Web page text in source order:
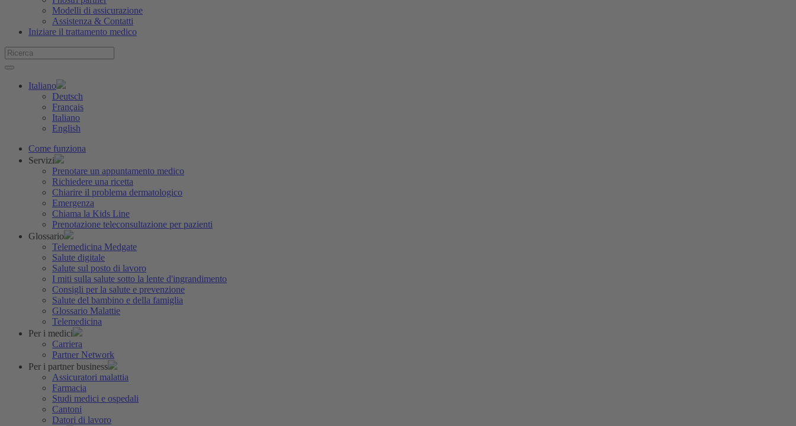
Modelli di assicurazione
Assistenza & Contatti
Iniziare il trattamento medico
Italiano
Deutsch
Français
Italiano
English
Come funziona
Servizi
Prenotare un appuntamento medico
Richiedere una ricetta
Chiarire il problema dermatologico
Emergenza
Chiama la Kids Line
Prenotazione teleconsultazione per pazienti
Glossario
Telemedicina Medgate
Salute digitale
Salute sul posto di lavoro
I miti sulla salute sotto la lente d'ingrandimento
Consigli per la salute e prevenzione
Salute del bambino e della famiglia
Glossario Malattie
Telemedicina
Per i medici
Carriera
Partner Network
Per i partner business
Assicuratori malattia
Farmacia
Studi medici e ospedali
Cantoni
Datori di lavoro